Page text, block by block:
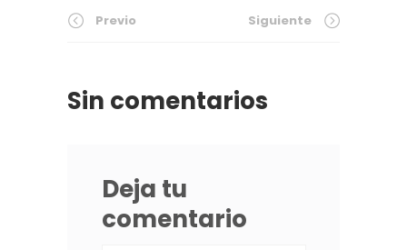
Previo Siguiente
Sin comentarios
Deja tu
comentario